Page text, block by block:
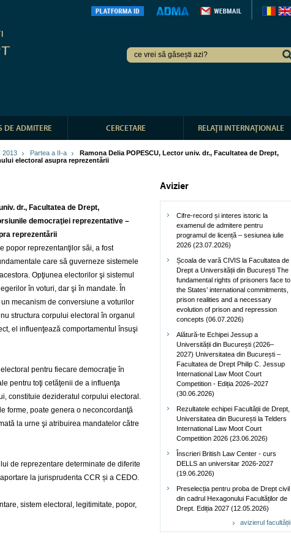
DE ADMITERE CERCETARE RELAŢII INTERNAŢIONALE
2013 Partea a II-a
Ramona Delia POPESCU, Lector univ. dr., Facultatea de Drept,
electoral asupra reprezentării
dr., Facultatea de Drept,
democraţiei reprezentative –
reprezentării
popor reprezentanţilor săi, a fost
care să guverneze sistemele
Opţiunea electorilor şi sistemul
în voturi, dar şi în mandate. În
mecanism de conversiune a voturilor
structura corpului electoral în organul
el influenţează comportamentul însuşi
pentru fiecare democraţie în
pentru toţi cetăţenii de a influenţa
constituie dezideratul corpului electoral.
forme, poate genera o neconcordanţă
la urne şi atribuirea mandatelor către
de reprezentare determinate de diferite
la jurisprudenta CCR și a CEDO.
sistem electoral, legitimitate, popor,
Avizier
Cifre-record și interes istoric la
examenul de admitere pentru
programul de licență – sesiunea iulie
2026 (23.07.2026)
Școala de vară CIVIS la Facultatea de
Drept a Universității din București The
fundamental rights of prisoners face to
the States’ international commitments,
prison realities and a necessary
evolution of prison and repression
concepts (06.07.2026)
Alătură-te Echipei Jessup a
Universității din București (2026–
2027) Universitatea din București –
Facultatea de Drept Philip C. Jessup
International Law Moot Court
Competition - Ediția 2026–2027
(30.06.2026)
Rezultatele echipei Facultății de Drept,
Universitatea din București la Telders
International Law Moot Court
Competition 2026 (23.06.2026)
Înscrieri British Law Center - curs
DELLS an universitar 2026-2027
(19.06.2026)
Preselecția pentru proba de Drept civil
din cadrul Hexagonului Facultăților de
Drept. Ediția 2027 (12.05.2026)
avizierul facultății